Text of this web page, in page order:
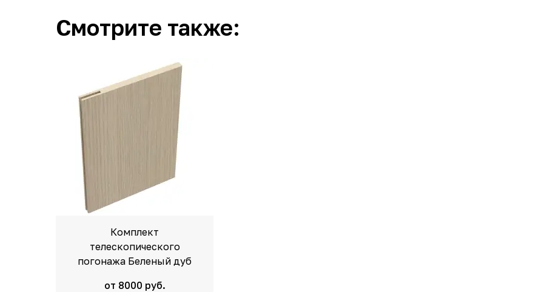
Смотрите также:
Комплект
телескопического
погонажа Беленый дуб
от 8000 руб.